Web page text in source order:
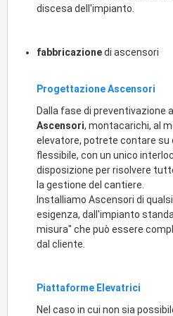
discesa dell'impianto.
fabbricazionedi ascensori
Progettazione Ascensori
Dalla fase di preventivazione
Ascensori, montacarichi, al
elevatore, potrete contare su
flessibile, con un unico
disposizione per risolvere
la gestione del cantiere.
Installiamo Ascensori di
esigenza, dall'impianto
misura" che può essere
dal cliente.
Piattaforme Elevatrici
Nel caso in cui non sia